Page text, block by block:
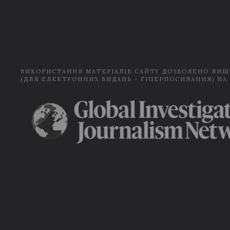
ВИКОРИСТАННЯ МАТЕРІАЛІВ САЙТУ ДОЗВОЛЕНО
(ДЛЯ ЕЛЕКТРОННИХ ВИДАНЬ - ГІПЕРПОСИЛАННЯ) НА